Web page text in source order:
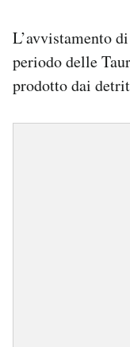
L’avvistamento
periodo delle
prodotto dai